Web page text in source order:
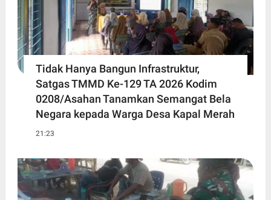
Tidak Hanya Bangun Infrastruktur,
Satgas TMMD Ke-129 TA 2026 Kodim
0208/Asahan Tanamkan Semangat Bela
Negara kepada Warga Desa Kapal Merah
21:23